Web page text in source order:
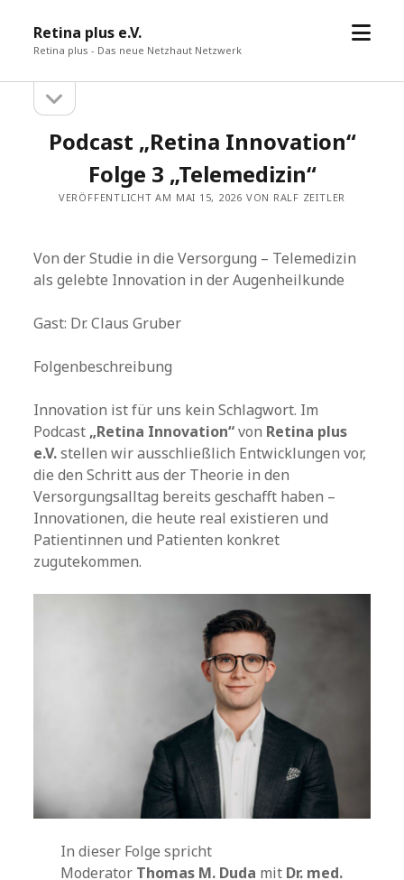
Retina plus e.V.
Retina plus - Das neue Netzhaut Netzwerk
Menü
Seitenleiste
öffnen
Podcast „Retina Innovation“
Folge 3 „Telemedizin“
VERÖFFENTLICHT AM MAI 15, 2026 VON RALF ZEITLER
Von der Studie in die Versorgung – Telemedizin
als gelebte Innovation in der Augenheilkunde
Gast: Dr. Claus Gruber
Folgenbeschreibung
Innovation ist für uns kein Schlagwort. Im
Podcast „Retina Innovation“von Retina plus
e.V.stellen wir ausschließlich Entwicklungen vor,
die den Schritt aus der Theorie in den
Versorgungsalltag bereits geschafft haben –
Innovationen, die heute real existieren und
Patientinnen und Patienten konkret
zugutekommen.
In dieser Folge spricht
Moderator Thomas M. Duda mit Dr. med.